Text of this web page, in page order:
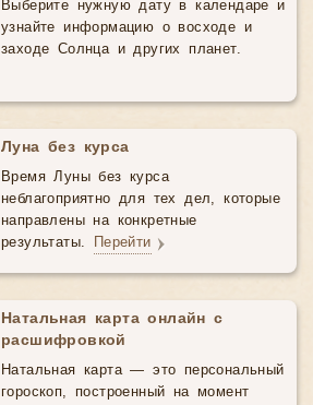
Выберите нужную дату в календаре и
узнайте информацию о восходе и
заходе Солнца и других планет.
Луна без курса
Время Луны без курса
неблагоприятно для тех дел, которые
направлены на конкретные
результаты. Перейти
Натальная карта онлайн с
расшифровкой
Натальная карта — это персональный
гороскоп, построенный на момент